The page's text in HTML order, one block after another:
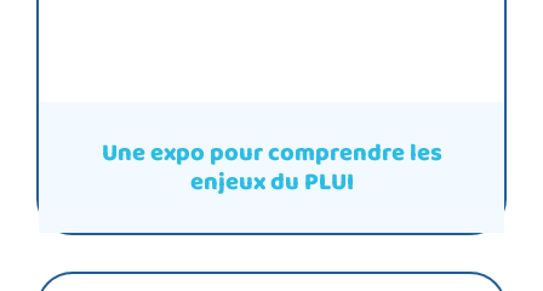
Une expo pour comprendre les
enjeux du PLUI